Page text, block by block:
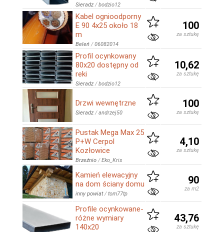
Sieradz /bodzio12
Kabel ognioodporny
E 90 4x25 około 18
m
Beleń /06082014
100
za sztukę
Profil ocynkowany
80x20 dostępny od
reki
Sieradz /bodzio12
10,62
za sztukę
Drzwi wewnętrzne
Sieradz /andrzej50
100
za sztukę
Pustak Mega Max 25
P+W Cerpol
Kozłowice
Brzeźnio /Eko_Kris
4,10
za sztukę
Kamień elewacyjny
na dom ściany domu
inny powiat/tom77tp
90
za m2
Profile ocynkowane-
różne wymiary
140x20
43,76
za sztukę